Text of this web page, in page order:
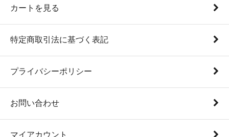
カートを見る
特定商取引法に基づく表記
プライバシーポリシー
お問い合わせ
マイアカウント